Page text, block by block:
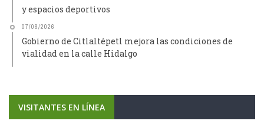
y espacios deportivos
07/08/2026
Gobierno de Citlaltépetl mejora las condiciones de
vialidad en la calle Hidalgo
VISITANTES EN LÍNEA